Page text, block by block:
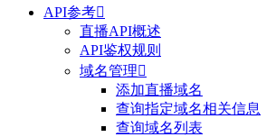
API参考
直播API概述
API鉴权规则
域名管理
添加直播域名
查询指定域名相关信息
查询域名列表